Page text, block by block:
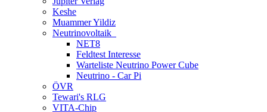
Keshe
Muammer Yildiz
Neutrinovoltaik
NET8
Feldtest Interesse
Warteliste Neutrino Power Cube
Neutrino - Car Pi
ÖVR
Tewari's RLG
VITA-Chip